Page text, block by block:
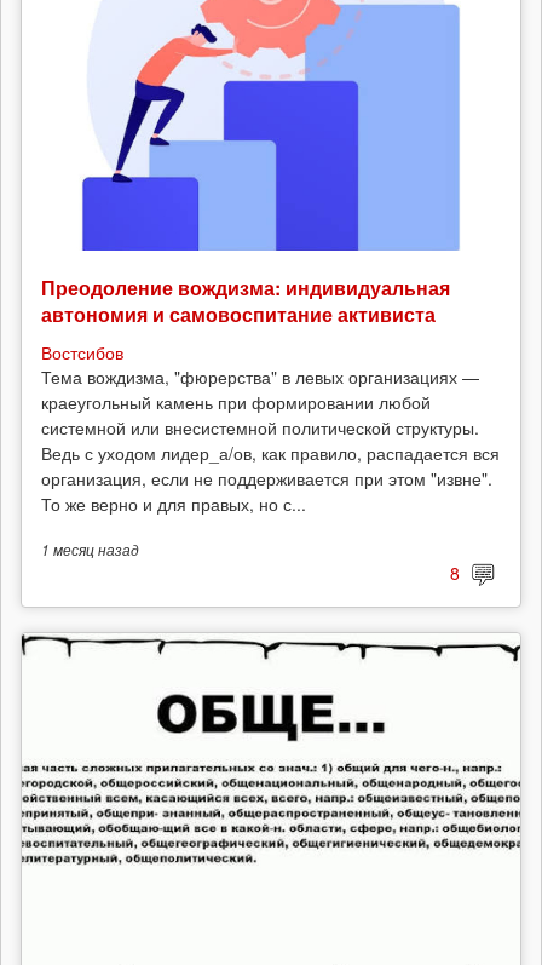
Преодоление вождизма: индивидуальная
автономия и самовоспитание активиста
Востсибов
Тема вождизма, "фюрерства" в левых организациях —
краеугольный камень при формировании любой
системной или внесистемной политической структуры.
Ведь с уходом лидер_а/ов, как правило, распадается вся
организация, если не поддерживается при этом "извне".
То же верно и для правых, но с...
1 месяцназад
8